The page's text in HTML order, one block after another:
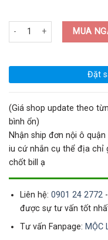
Kẹo Ngậm Mật Ong Hữu Cơ
MUA
Đặt
(Giá shop update theo
bình ổn)
Nhận ship đơn nội ô
iu cứ nhắn cụ thể địa chỉ
chốt bill ạ
Liên hệ: 0901 24 2772-
được sự tư vấn tốt
Tư vấn Fanpage: MỘC